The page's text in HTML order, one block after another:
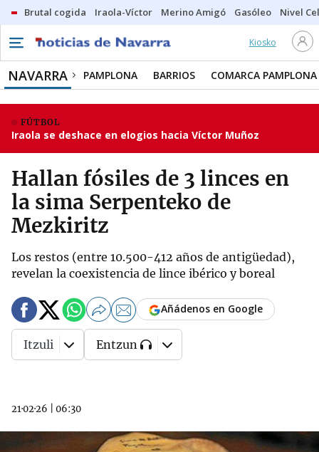
Brutal cogida Iraola-Víctor Merino Amigó Gasóleo Nivel
Kiosko
NAVARRA PAMPLONA BARRIOS COMARCA PAMPLONA
FÚTBOL
Iraola se deshace en elogios hacia Víctor Muñoz
Hallan fósiles de 3 linces en
la sima Serpenteko de
Mezkiritz
Los restos (entre 10.500-412 años de antigüedad),
revelan la coexistencia de lince ibérico y boreal
21·02·26 06:30
Añádenos en Google
Itzuli Entzun